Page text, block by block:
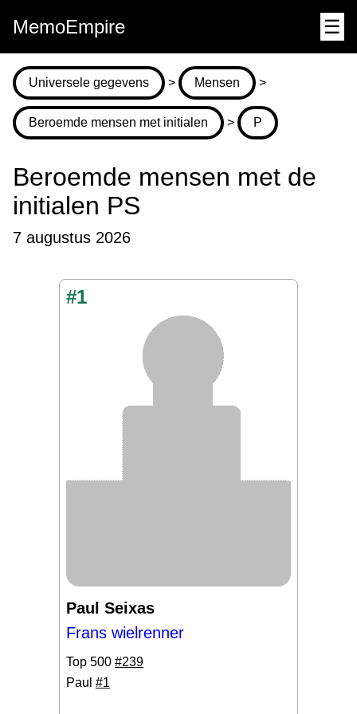
MemoEmpire ☰
Universele gegevens > Mensen >
Beroemde mensen met initialen > P
Beroemde mensen met de
initialen PS
7 augustus 2026
#1
Paul Seixas
Frans wielrenner
Top 500 #239
Paul #1